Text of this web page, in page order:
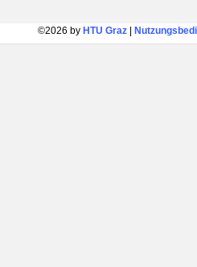
©2026 by HTU Graz|